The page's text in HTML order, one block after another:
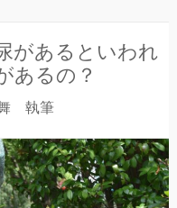
プ
があるといわれ
あるの？
執筆